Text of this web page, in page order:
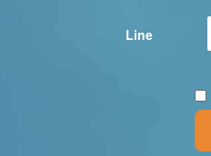
Line